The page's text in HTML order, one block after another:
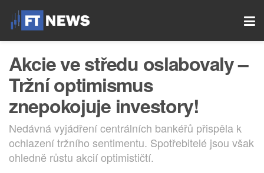
Akcie ve středu oslabovaly –
Tržní optimismus
znepokojuje investory!
Nedávná vyjádření centrálních bankéřů přispěla k
ochlazení tržního sentimentu. Spotřebitelé jsou však
ohledně růstu akcií optimističtí.